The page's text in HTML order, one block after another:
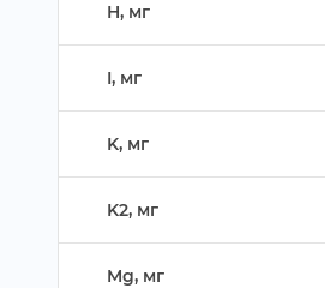
H, м
I, м
K, м
K2, м
Mg, м